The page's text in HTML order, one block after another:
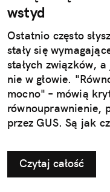
wstyd
Ostatnio często
stały się
stałych związków,
nie w głowie.
mocno" – mówią
równouprawnienie,
przez GUS. Są jak
Czytaj całość